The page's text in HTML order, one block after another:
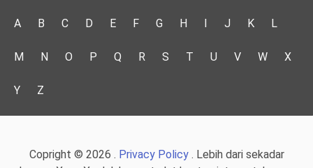
A B C D E F G H I J K L
M N O P Q R S T U V W X
Y Z
Copright © 2026 . Privacy Policy. Lebih dari sekadar